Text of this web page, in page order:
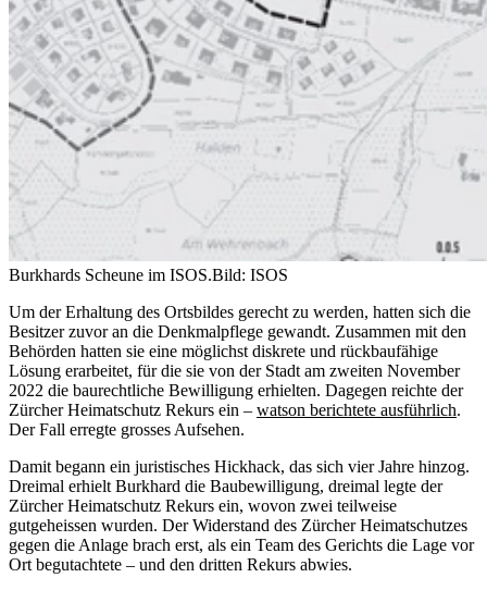
Burkhards Scheune im ISOS.Bild: ISOS
Um der Erhaltung des Ortsbildes gerecht zu werden, hatten sich die
Besitzer zuvor an die Denkmalpflege gewandt. Zusammen mit den
Behörden hatten sie eine möglichst diskrete und rückbaufähige
Lösung erarbeitet, für die sie von der Stadt am zweiten November
2022 die baurechtliche Bewilligung erhielten. Dagegen reichte der
Zürcher Heimatschutz Rekurs ein – watson berichtete ausführlich.
Der Fall erregte grosses Aufsehen.
Damit begann ein juristisches Hickhack, das sich vier Jahre hinzog.
Dreimal erhielt Burkhard die Baubewilligung, dreimal legte der
Zürcher Heimatschutz Rekurs ein, wovon zwei teilweise
gutgeheissen wurden. Der Widerstand des Zürcher Heimatschutzes
gegen die Anlage brach erst, als ein Team des Gerichts die Lage vor
Ort begutachtete – und den dritten Rekurs abwies.